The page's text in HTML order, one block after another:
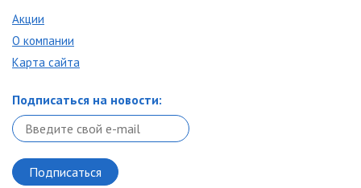
Акции
О компании
Карта сайта
Подписаться на новости: